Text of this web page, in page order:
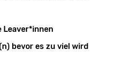
Leaver*innen
bevor es zu viel wird